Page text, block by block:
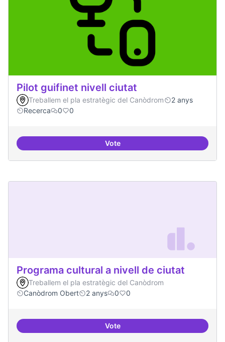
Pilot guifinet nivell ciutat
Treballem el pla estratègic del Canòdrom
2 anys
Recerca
0 0
VotePilot guifinet nivell ciutat
Programa cultural a nivell de ciutat
Treballem el pla estratègic del Canòdrom
Canòdrom Obert
2 anys 0 0
VotePrograma cultural a nivell de